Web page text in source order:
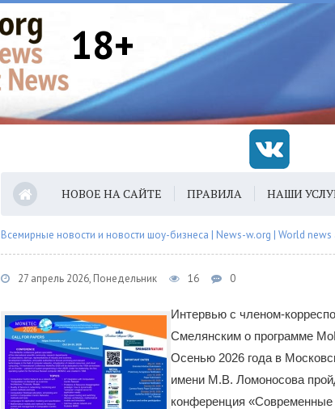
18+
НОВОЕ НА САЙТЕ ПРАВИЛА НАШИ
Всемирные новости и новости шоу-бизнеса | News-w.org | World
27 апрель 2026, Понедельник 16 0
Интервью с членом-
Смелянским о программе
Осенью 2026 года в
имени М.В. Ломоносова
конференция «Современные